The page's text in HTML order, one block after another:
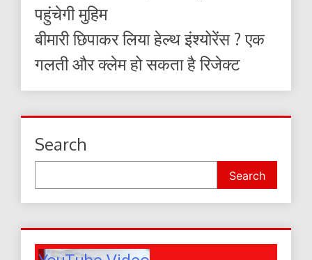
पहुंचेगी मुहिम
बीमारी छिपाकर लिया हेल्थ इंश्योरेंस ? एक
गलती और क्लेम हो सकता है रिजेक्ट
Search
Search